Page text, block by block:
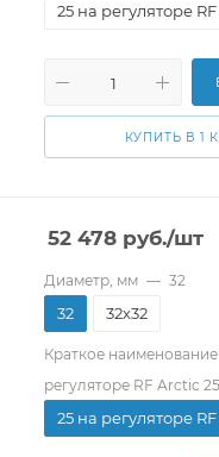
25 на регуляторе
КУПИТЬ В 1
52 478 руб./шт
Диаметр, мм — 32
32 32х32
Краткое наименование
регуляторе RF Arctic
25 на регуляторе